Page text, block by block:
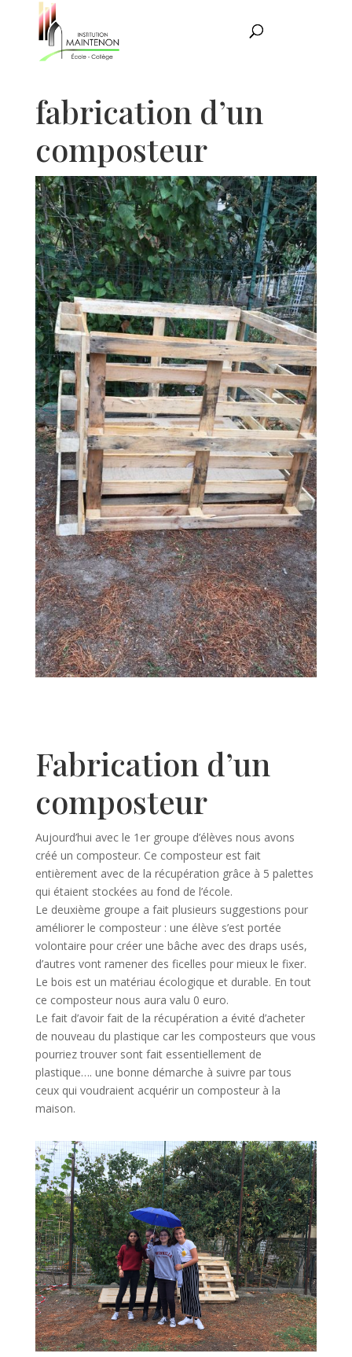
fabrication d’un
composteur
Fabrication d’un
composteur
Aujourd’hui avec le 1er groupe d’élèves nous avons
créé un composteur. Ce composteur est fait
entièrement avec de la récupération grâce à 5 palettes
qui étaient stockées au fond de l’école.
Le deuxième groupe a fait plusieurs suggestions pour
améliorer le composteur : une élève s’est portée
volontaire pour créer une bâche avec des draps usés,
d’autres vont ramener des ficelles pour mieux le fixer.
Le bois est un matériau écologique et durable. En tout
ce composteur nous aura valu 0 euro.
Le fait d’avoir fait de la récupération a évité d’acheter
de nouveau du plastique car les composteurs que vous
pourriez trouver sont fait essentiellement de
plastique…. une bonne démarche à suivre par tous
ceux qui voudraient acquérir un composteur à la
maison.